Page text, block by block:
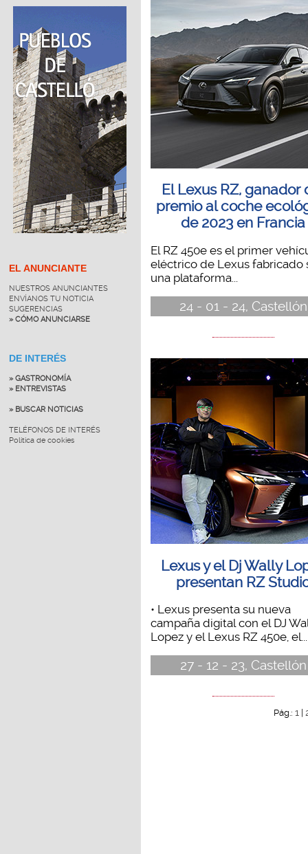
EL ANUNCIANTE
NUESTROS ANUNCIANTES
ENVÍANOS TU NOTICIA
SUGERENCIAS
» CÓMO ANUNCIARSE
DE INTERÉS
» GASTRONOMÍA
» ENTREVISTAS
» BUSCAR NOTICIAS
TELÉFONOS DE INTERÉS
Política de cookies
El Lexus RZ, ganador
premio al coche
de 2023 en Francia
El RZ 450e es el primer
eléctrico de Lexus fabricado
una plataforma...
24 - 01 - 24, Castellón
Lexus y el Dj Wally
presentan RZ
• Lexus presenta su nueva
campaña digital con el DJ
Lopez y el Lexus RZ 450e, el...
27 - 12 - 23, Castellón
Pág.:1 |